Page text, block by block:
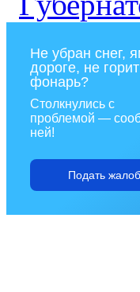
Не убран снег,
дороге, не горит
фонарь?
Столкнулись с
проблемой —
ней!
Подать